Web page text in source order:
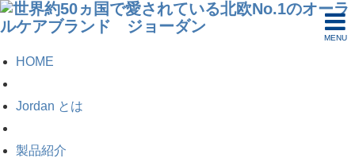
MENU
HOME
Jordan とは
製品紹介